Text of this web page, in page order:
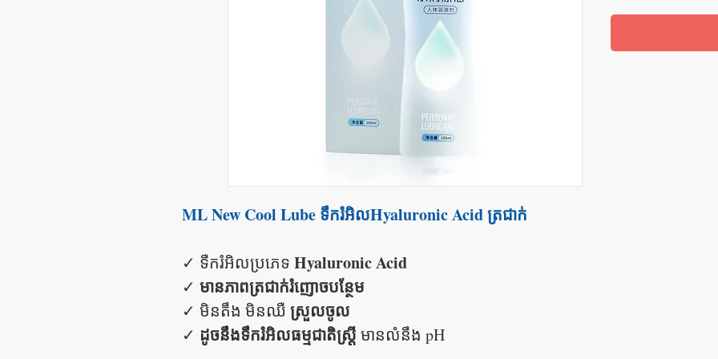
ML New Cool Lube ទឹករំអិលHyaluronic Acid ត្រជាក់
✓ ទឺករំអិលប្រភេទ Hyaluronic Acid
✓​ មានភាពត្រជាក់រំញោចបន្ថែម
✓​ មិនតឹង មិនឈឺ ស្រួលចូល
✓​ ដូចនឹងទឹករំអិលធម្មជាតិស្រ្តី មានលំនឹង pH